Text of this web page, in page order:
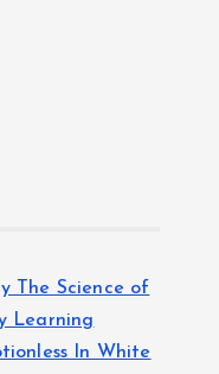
The Science of
Learning
In White